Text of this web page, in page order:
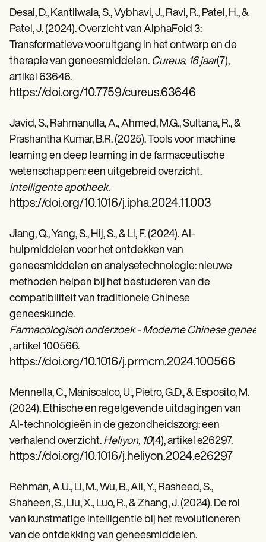
Desai, D., Kantliwala, S., Vybhavi, J., Ravi, R., Patel, H., &
Patel, J. (2024). Overzicht van AlphaFold 3:
Transformatieve vooruitgang in het ontwerp en de
therapie van geneesmiddelen. Cureus, 16 jaar(7),
artikel 63646.
https://doi.org/10.7759/cureus.63646
Javid, S., Rahmanulla, A., Ahmed, M.G., Sultana, R., &
Prashantha Kumar, B.R. (2025). Tools voor machine
learning en deep learning in de farmaceutische
wetenschappen: een uitgebreid overzicht.
Intelligente apotheek.
https://doi.org/10.1016/j.ipha.2024.11.003
Jiang, Q., Yang, S., Hij, S., & Li, F. (2024). AI-
hulpmiddelen voor het ontdekken van
geneesmiddelen en analysetechnologie: nieuwe
methoden helpen bij het bestuderen van de
compatibiliteit van traditionele Chinese
geneeskunde.
Farmacologisch onderzoek - Moderne Chinese
, artikel 100566.
https://doi.org/10.1016/j.prmcm.2024.100566
Mennella, C., Maniscalco, U., Pietro, G.D., & Esposito, M.
(2024). Ethische en regelgevende uitdagingen van
AI-technologieën in de gezondheidszorg: een
verhalend overzicht. Heliyon, 10(4), artikel e26297.
https://doi.org/10.1016/j.heliyon.2024.e26297
Rehman, A.U., Li, M., Wu, B., Ali, Y., Rasheed, S.,
Shaheen, S., Liu, X., Luo, R., & Zhang, J. (2024). De rol
van kunstmatige intelligentie bij het revolutioneren
van de ontdekking van geneesmiddelen.